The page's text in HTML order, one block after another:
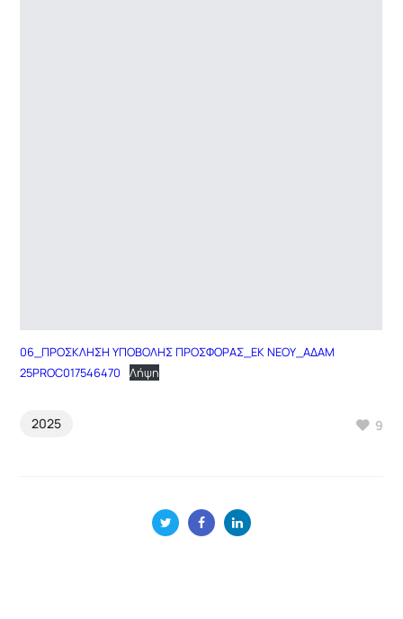
06_ΠΡΟΣΚΛΗΣΗ ΥΠΟΒΟΛΗΣ ΠΡΟΣΦΟΡΑΣ_ΕΚ ΝΕΟΥ_ΑΔΑΜ
25PROC017546470
Λήψη
2025 9